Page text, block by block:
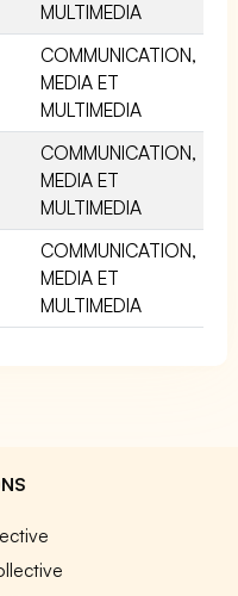
MULTIMEDIA
COMMUNICATION,
MEDIA ET
MULTIMEDIA
COMMUNICATION,
MEDIA ET
MULTIMEDIA
COMMUNICATION,
MEDIA ET
MULTIMEDIA